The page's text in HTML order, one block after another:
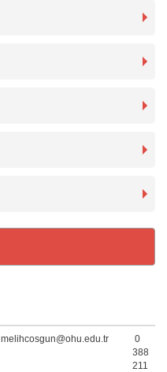
melihcosgun@ohu.edu.tr
0
388
211